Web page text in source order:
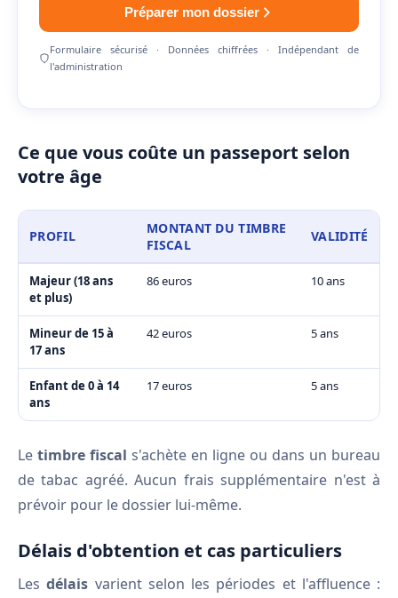
Préparer mon dossier
Formulaire sécurisé · Données chiffrées · Indépendant de
l'administration
Ce que vous coûte un passeport selon
votre âge
PROFIL
MONTANT DU TIMBRE
FISCAL
VALIDITÉ
Majeur (18 ans
et plus)
86 euros 10 ans
Mineur de 15 à
17 ans
42 euros 5 ans
Enfant de 0 à 14
ans
17 euros 5 ans
Le timbre fiscal s'achète en ligne ou dans un bureau
de tabac agréé. Aucun frais supplémentaire n'est à
prévoir pour le dossier lui-même.
Délais d'obtention et cas particuliers
Lesdélais varient selon les périodes et l'affluence :